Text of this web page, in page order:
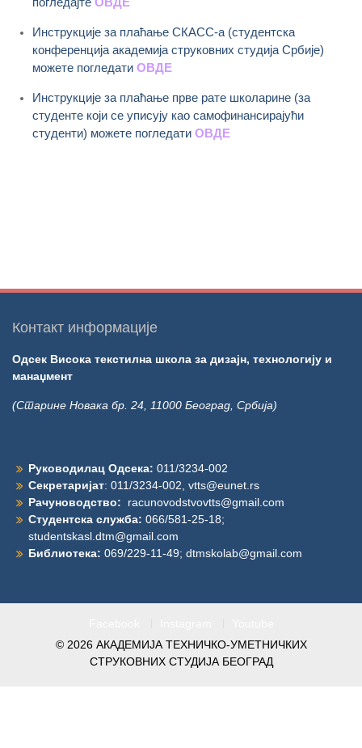
Инструкције за плаћање СКАСС-а (студентска
конференција академија струковних студија Србије)
можете погледати ОВДЕ
Инструкције за плаћање прве рате школарине (за
студенте који се уписују као самофинансирајући
студенти) можете погледати ОВДЕ
Контакт информације
Одсек Висока текстилна школа за дизајн, технологију и
манаџмент
(Старине Новака бр. 24, 11000 Београд, Србија)
Руководилац Одсека: 011/3234-002
Секретаријат: 011/3234-002, vtts@eunet.rs
Рачуноводство:
racunovodstvovtts@gmail.com
Студентска служба: 066/581-25-18;
studentskasl.dtm@gmail.com
Библиотека: 069/229-11-49; dtmskolab@gmail.com
© 2026 АКАДЕМИЈА ТЕХНИЧКО-УМЕТНИЧКИХ
СТРУКОВНИХ СТУДИЈА БЕОГРАД